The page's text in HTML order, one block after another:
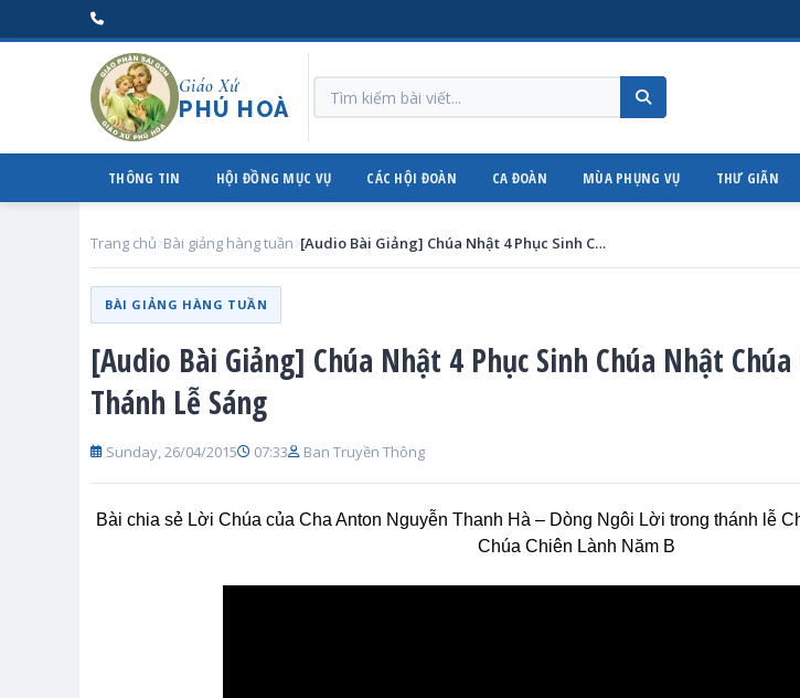
Giáo Xứ
PHÚ HOÀ
THÔNG TIN HỘI ĐỒNG MỤC VỤ CÁC HỘI ĐOÀN CA ĐOÀN MÙA PHỤNG VỤ THƯ GIÃN
Trang chủ Bài giảng hàng tuần [Audio Bài Giảng] Chúa Nhật 4 Phục Sinh Chúa Nhật Chúa Chiên Lành – Năm B Thánh Lễ Sáng
BÀI GIẢNG HÀNG TUẦN
[Audio Bài Giảng] Chúa Nhật 4 Phục Sinh Chúa Nhật
Thánh Lễ Sáng
Sunday, 26/04/2015 07:33 Ban Truyền Thông
Bài chia sẻ Lời Chúa của Cha Anton Nguyễn Thanh Hà – Dòng Ngôi Lời trong thánh lễ
Chúa Chiên Lành Năm B